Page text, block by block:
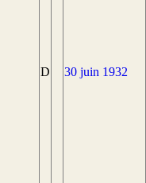
D 30 juin 1932